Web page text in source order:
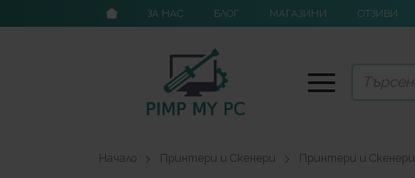
ЗА НАС БЛОГ МАГАЗИНИ ОТЗИВИ
Начало Принтери и Скенери Принтери и Скенери